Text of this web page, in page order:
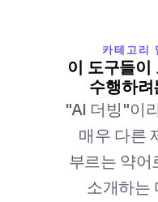
카테고리
이 도구들이
수행하
"AI 더빙"이
매우 다른
부르는 약어
소개하는